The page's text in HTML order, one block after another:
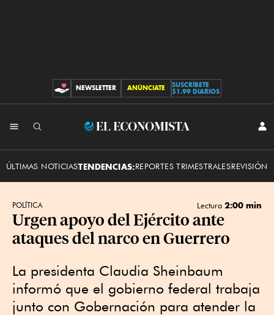
CONTRIBUCIONES
NEWSLETTER ANÚNCIATE
SUSCRÍBETE
$1.99 DIARIOS
El
ÚLTIMAS NOTICIASTENDENCIAS:REPORTES TRIMESTRALESREVISIÓN
POLÍTICA Lectura 2:00 min
Urgen apoyo del Ejército ante
ataques del narco en Guerrero
La presidenta Claudia Sheinbaum
informó que el gobierno federal trabaja
junto con Gobernación para atender la